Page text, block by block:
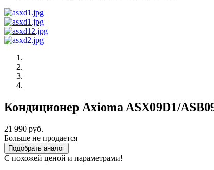
Кондиционер Axioma ASX09D1/
21 990 руб.
Больше не продается
Подобрать аналог
С похожей ценой и параметрами!